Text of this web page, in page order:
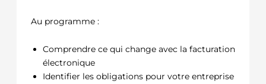
Au programme :
Comprendre ce qui change avec la facturation
électronique
Identifier les obligations pour votre entreprise